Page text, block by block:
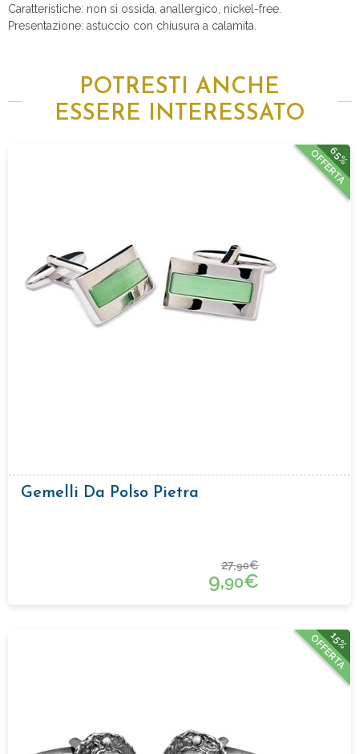
Caratteristiche: non si ossida, anallergico, nickel-free.
Presentazione: astuccio con chiusura a calamita.
POTRESTI ANCHE
ESSERE INTERESSATO
65%
OFFERTA
Gemelli Da Polso Pietra
27,90€
9,90€
15%
OFFERTA